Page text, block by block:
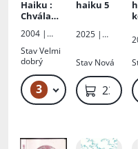
Haiku :
Chvála
2004 |
StavVelmi
dobrý
3 349 Kč
haiku 5
2025 |
s.r.o.
Stav Nová
239 Kč